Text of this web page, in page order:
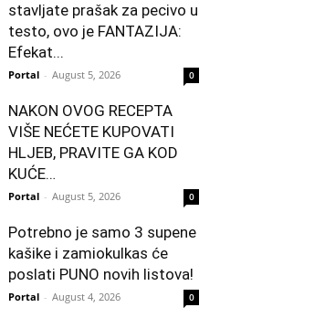
stavljate prašak za pecivo u
testo, ovo je FANTAZIJA:
Efekat...
Portal - August 5, 2026 0
NAKON OVOG RECEPTA
VIŠE NEĆETE KUPOVATI
HLJEB, PRAVITE GA KOD
KUĆE…
Portal - August 5, 2026 0
Potrebno je samo 3 supene
kašike i zamiokulkas će
poslati PUNO novih listova!
Portal - August 4, 2026 0